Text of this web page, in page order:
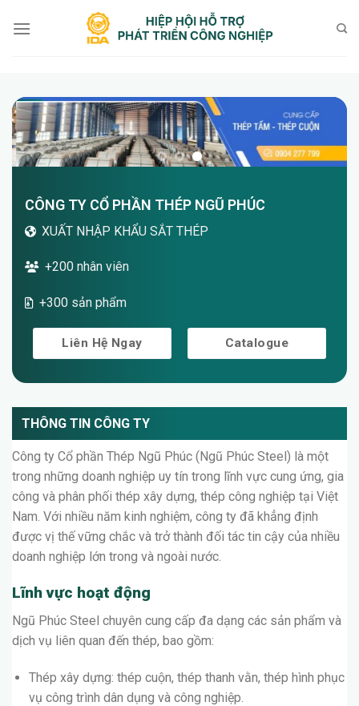
qua
CÔNG TY CỔ PHẦN THÉP NGŨ PHÚC
XUẤT NHẬP KHẨU SẮT THÉP
+200 nhân viên
+300 sản phẩm
Liên Hệ Ngay Catalogue
THÔNG TIN CÔNG TY
Công ty Cổ phần Thép Ngũ Phúc (Ngũ Phúc Steel) là một
trong những doanh nghiệp uy tín trong lĩnh vực cung ứng, gia
công và phân phối thép xây dựng, thép công nghiệp tại Việt
Nam. Với nhiều năm kinh nghiệm, công ty đã khẳng định
được vị thế vững chắc và trở thành đối tác tin cậy của nhiều
doanh nghiệp lớn trong và ngoài nước.
Lĩnh vực hoạt động
Ngũ Phúc Steel chuyên cung cấp đa dạng các sản phẩm và
dịch vụ liên quan đến thép, bao gồm:
Thép xây dựng: thép cuộn, thép thanh vằn, thép hình phục
vụ công trình dân dụng và công nghiệp.